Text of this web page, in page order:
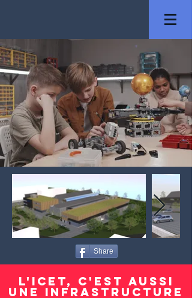
Share
L'ICET, c'est aussi
une infrastructure